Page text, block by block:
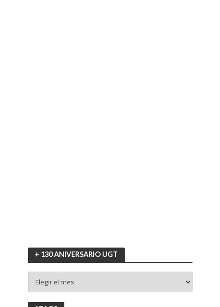
+ 130 ANIVERSARIO UGT
130
ANIVERSARIO
UGT